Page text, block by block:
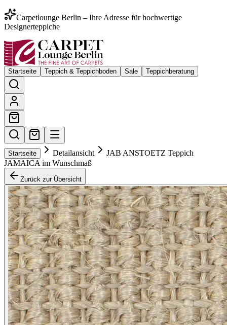
Carpetlounge Berlin – Ihre Adresse für hochwertige
Designerteppiche
Startseite Teppich & Teppichboden Sale Teppichberatung
Startseite Detailansicht
JAB ANSTOETZ Teppich
JAMAICA im Wunschmaß
Zurück zur Übersicht